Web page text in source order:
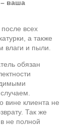
ваша
всех
а также
влаги и пыли.
обязан
вине клиента не
Так же
не полной